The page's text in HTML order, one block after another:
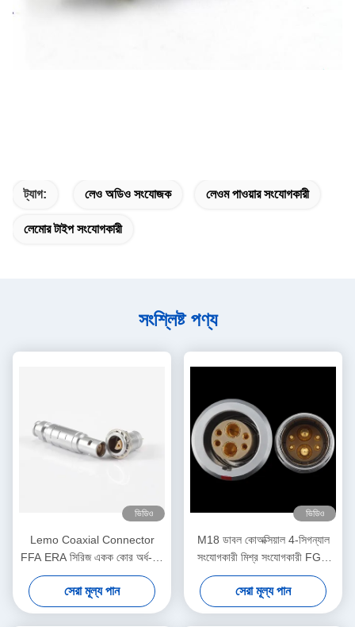
ট্যাগ: লেও অডিও সংযোজক লেওম পাওয়ার সংযোগকারী
লেমোর টাইপ সংযোগকারী
সংশ্লিষ্ট পণ্য
ভিডিও
Lemo Coaxial Connector
FFA ERA সিরিজ একক কোর অর্ধ-চাঁদ
এভিয়েশন প্লাগ সকেট
সেরা মূল্য পান
ভিডিও
M18 ডাবল কোঅক্সিয়াল 4-সিগন্যাল
সংযোগকারী মিশ্র সংযোগকারী FGG
EGG 3B 4+2 প্লাগ এবং সকেট
সেরা মূল্য পান